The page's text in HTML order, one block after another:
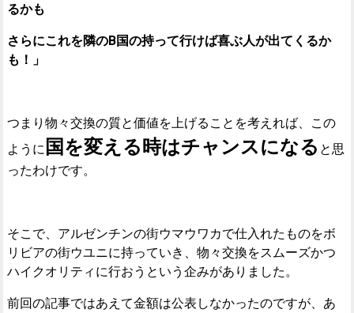
るかも
さらにこれを隣のB国の持って行けば喜ぶ人が出てくるか
も！」
つまり物々交換の質と価値を上げることを考えれば、この
ように 国を変える時はチャンスになる と思
ったわけです。
そこで、アルゼンチンの街ウマウワカで仕入れたものをボ
リビアの街ウユニに持っていき、物々交換をスムーズかつ
ハイクオリティに行おうという企みがありました。
前回の記事ではあえて金額は公表しなかったのですが、あ